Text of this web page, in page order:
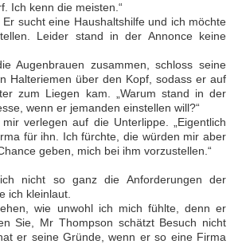
Ich kenn die meisten.“
Er sucht eine Haushaltshilfe und ich möchte
Leider stand in der Annonce keine
Augenbrauen zusammen, schloss seine
Halteriemen über den Kopf, sodass er auf
zum Liegen kam. „Warum stand in der
wenn er jemanden einstellen will?“
verlegen auf die Unterlippe. „Eigentlich
für ihn. Ich fürchte, die würden mir aber
geben, mich bei ihm vorzustellen.“
ich nicht so ganz die Anforderungen der
ich kleinlaut.
wie unwohl ich mich fühlte, denn er
Sie, Mr Thompson schätzt Besuch nicht
er seine Gründe, wenn er so eine Firma